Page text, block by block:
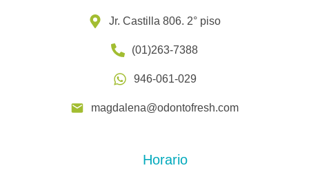
Jr. Castilla 806. 2° piso
(01)263-7388
946-061-029
magdalena@odontofresh.com
Horario